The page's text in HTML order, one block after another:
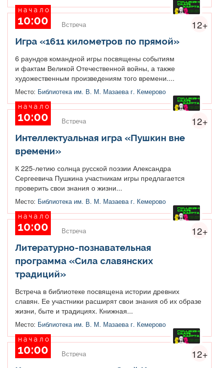
12+
начало
10:00 Встреча
Игра «1611 километров по прямой»
6 раундов командной игры посвящены событиям
и фактам Великой Отечественной войны, а также
художественным произведениям того времени....
Место: Библиотека им. В. М. Мазаева г. Кемерово
12+
начало
10:00 Встреча
Интеллектуальная игра «Пушкин вне
времени»
К 225-летию солнца русской поэзии Александра
Сергеевича Пушкина участникам игры предлагается
проверить свои знания о жизни...
Место: Библиотека им. В. М. Мазаева г. Кемерово
12+
начало
10:00 Встреча
Литературно-познавательная
программа «Сила славянских
традиций»
Встреча в библиотеке посвящена истории древних
славян. Ее участники расширят свои знания об их образе
жизни, быте и традициях. Книжная...
Место: Библиотека им. В. М. Мазаева г. Кемерово
12+
начало
10:00 Встреча